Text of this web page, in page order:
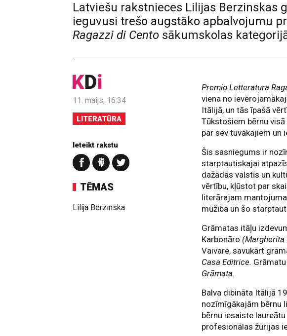
Latviešu rakstnieces Lilijas Berzinskas
ieguvusi trešo augstāko apbalvojumu
Ragazzi di Cento sākumskolas
11. maijs, 16:34
LITERATŪRA
Ieteikt rakstu
TĒMAS
Lilija Berzinska
Premio Letteratura
viena no
Itālijā, un tās īpašā
Tūkstošiem bērnu
par sev tuvākajiem un
Šis sasniegums ir
starptautiskajai
dažādās valstīs un
vērtību, kļūstot par
literārajam
mūžībā un šo
Grāmatas itāļu
Karbonāro (Margherita
Vaivare, savukārt
Casa Editrice.
Grāmata.
Balva dibināta Itālijā
nozīmīgākajām bērnu
bērnu iesaiste
profesionālas žūrijas